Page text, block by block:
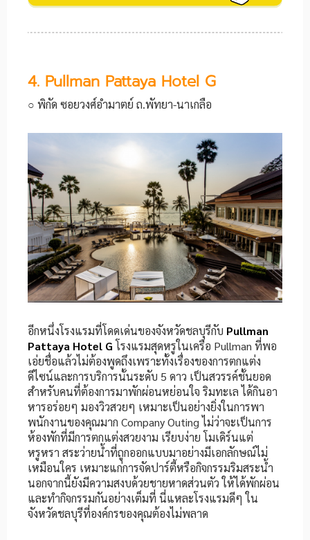
4. Pullman Pattaya Hotel G
○ พิกัด ซอยวงศ์อำมาตย์ ถ.พัทยา-นาเกลือ
อีกหนึ่งโรงแรมที่โดดเด่นของจังหวัดชลบุรีกับ Pullman
Pattaya Hotel G โรงแรมสุดหรูในเครือ Pullman ที่พอ
เอ่ยชื่อแล้วไม่ต้องพูดถึงเพราะทั้งเรื่องของการตกแต่ง
ดีไซน์และการบริการนั้นระดับ 5 ดาว เป็นสวรรค์ชั้นยอด
สำหรับคนที่ต้องการมาพักผ่อนหย่อนใจ ริมทะเล ได้กินอา
หารอร่อยๆ มองวิวสวยๆ เหมาะเป็นอย่างยิ่งในการพา
พนักงานของคุณมาก Company Outing ไม่ว่าจะเป็นการ
ห้องพักที่มีการตกแต่งสวยงาม เรียบง่าย โมเดิร์นแต่
หรูหรา สระว่ายน้ำที่ถูกออกแบบมาอย่างมีเอกลักษณ์ไม่
เหมือนใคร เหมาะแก่การจัดปาร์ตี้หรือกิจกรรมริมสระน้ำ
นอกจากนี้ยังมีความสงบด้วยชายหาดส่วนตัว ให้ได้พักผ่อน
และทำกิจกรรมกันอย่างเต็มที่ นี่แหละโรงแรมดีๆ ใน
จังหวัดชลบุรีที่องค์กรของคุณต้องไม่พลาด